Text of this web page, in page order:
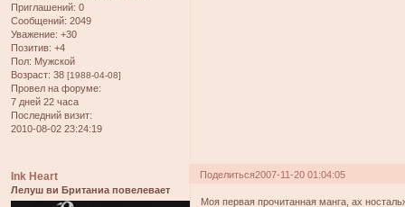
Приглашений: 0
Сообщений: 2049
Уважение: +30
Позитив: +4
Пол: Мужской
Возраст: 38 [1988-04-08]
Провел на форуме:
7 дней 22 часа
Последний визит:
2010-08-02 23:24:19
Поделиться2007-11-20 01:04:05
Ink Heart
Лелуш ви Британиа повелевает
Моя первая прочитанная манга, ах